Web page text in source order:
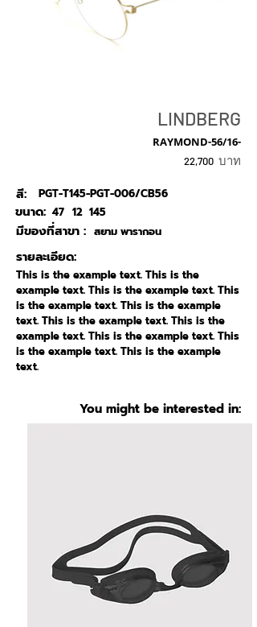
LINDBERG
RAYMOND-56/16-
22,700 บาท
สี:
PGT-T145-PGT-006/CB56
47
ขนาด: 12 145
สยาม พารากอน
มีของที่สาขา :
รายละเอียด:
This is the example text. This is the
example text. This is the example text. This
is the example text. This is the example
text. This is the example text. This is the
example text. This is the example text. This
is the example text. This is the example
text.
You might be interested in: